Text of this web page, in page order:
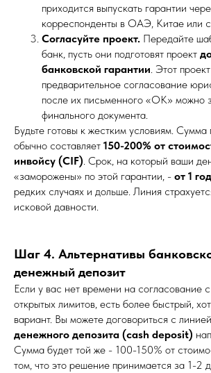
приходится выпускать гарантии
корреспонденты в ОАЭ, Китае или
Согласуйте проект. Передайте
банк, пусть они подготовят проект
банковской гарантии . Этот
предварительное согласование
после их письменного «ОК» можно
финального документа.
Будьте готовы к жестким условиям. Сумма
обычно составляет 150-200% от
инвойсу (CIF) . Срок, на который ваши
«заморожены» по этой гарантии, - от 1
редких случаях и дольше. Линия
исковой давности.
Шаг 4. Альтернативы
денежный депозит
Если у вас нет времени на согласование
открытых лимитов, есть более быстрый,
вариант. Вы можете договориться с
денежного депозита (cash deposit)
Сумма будет той же - 100-150% от
том, что это решение принимается за 1-2